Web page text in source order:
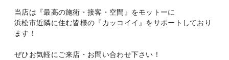
当店は『最高の施術・接客・空間』をモットーに
浜松市近隣に住む皆様の『カッコイイ』をサポートしており
ます！
ぜひお気軽にご来店・お問い合わせ下さい！